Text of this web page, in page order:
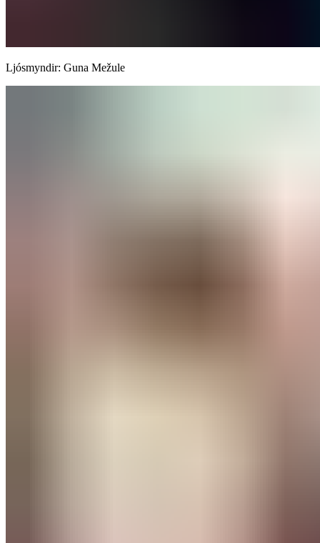
Ljósmyndir: Guna Mežule​​​​‌ ‍ ​‍​‍‌‍ ‌ ​‍‌‍‍‌‌‍‌ ‌‍‍‌‌‍ ‍​‍​‍​ ‍‍​‍​‍‌ ​ ‌‍​‌‌‍ ‍‌‍‍‌‌ ‌​‌ ‍‌​‍ ‍‌‍‍‌‌‍ ​‍​‍​‍ ​​‍​‍‌‍‍​‌ ​‍‌‍‌‌‌‍‌‍​‍​‍​ ‍‍​‍​‍‌‍‍​‌ ‌​‌ ‌​‌ ​​‌ ​ ​‍ ​‍ ‌‍‌‍‌‍ ‌ ​‍‌ ​ ‌‍‌‌‌ ‌​‌‍‍‌​‍ ‌‌‍‍‌‌ ​ ‌‍ ​‌‍​‌‌‍ ‍‌‍‌​‌ ​ ​‍ ‍‌ ‌‍‌‍‌‌‌ ​‍‌‍​ ‌‍‌‌‌‍ ​​‍ ‍‌‍​‌‌ ​​‌ ​​​‍ ‌ ​ ‌ ‌​‌ ‌‌‌‍‌​‌‍‍‌‌‍ ​‍ ‌‍‍‌‌‍ ‍‌ ‌​‌‍‌‌‌‍ ‍‌ ‌​​‍ ‌‍‌‌‌‍‌​‌‍‍‌‌ ‌​​‍ ‌‍ ‌‌‍ ‌‍‌​‌‍‌‌​ ‌‌ ​​‌ ​‍‌‍‌‌‌ ​ ‌‍‌‌‌‍ ‍‌ ‌​‌‍​‌‌ ‌​‌‍‍‌‌‍ ‌‍ ‍​ ‍ ‌‍‍‌‌‍‌​​ ‌‌ ‌​‌​ ​‌ ​‌‌​ ‌‌​ ​ ‌ ‌‍ ‌‍‍‌‌‍ ​‌‌‍‌‌ ‍‌‌ ‍‍‌‍‌​‌ ‍‌‌‌​ ‌ ‌ ​ ‌‌‌‍‍‌‌‌‍‌‌‍‍‌‌‍​‌‌‍ ‍​ ‍ ‌ ‌​‌ ‍‌‌ ​​‌‍‌‌​ ‌‌‍ ‍‌‍‌‌‌ ‌ ‌ ​ ​ ‍ ‌ ​​‌‍​‌‌ ‌​‌‍‍​​ ‌‌ ​​‌‍​‌‌‍‌ ‌‍‌‌‌​​‍‌ ‌‌‌‍‍‌‌‍ ​‌‍‌​‌‍‌‌‌ ​‍​‍‌‌​ ‌‌‌​​‍‌‌ ‌‍‍ ‌‍‌‌‌ ‍‌​‍‌‌​ ​ ‌​‌​​‍‌‌​ ​ ‌​‌​​‍‌‌​ ​‍​ ​‍‌‍‌‌​ ​‌​ ​​​ ‌‌​ ​‍​ ‌​​ ‌‍‌‍‌​​‍ ‌‌‍​‍​ ‌‍​ ‌‌‌‍​‌​‍ ‌​ ‌​​ ​‍‌‍​‌​ ‌‌​‍ ‌​ ‍‌​ ​‌‌‍‌​​ ‌​​‍ ‌‌‍‌‍‌‍​‌​ ​‌​ ​​​ ‌‍‌‍​‍​ ​​​ ‌ ‌‍​ ​ ​ ​ ‍​​ ‍‌​‍‌‌​ ​‍​ ​‍​‍‌‌​ ‌‌‌​‌​​‍ ‍‌‍‍‌‌‍ ‌‌‍​‌‌‍‌ ‌‍‌‌‌ ​ ​‍‌‌​ ‌‌‌​​‍‌‌ ‌‍‍ ‌‍‌‌‌ ‍‌​‍‌‌​ ​ ‌​‌​​‍‌‌​ ​ ‌​‌​​‍‌‌​ ​‍​ ​‍‌‍‌‍​ ​ ​ ‌​‌‍‌‌‌‍‌​​ ‍‌​ ​‍​ ​‌​‍ ‌​ ​ ‌‍‌‍​ ​‍​ ‌ ​‍ ‌​ ‌​​ ​‍‌‍‌‍​ ​‍​‍ ‌​ ‍‌​ ‍‌​ ‌‌​ ‌​​‍ ‌‌‍​‍​ ‌​​ ‌ ​ ‌ ‌‍​ ​ ​‍‌‍‌​‌‍‌‍​ ‍‌​ ‌‍‌‍‌‌‌‍​‌​‍‌‌​ ​‍​ ​‍​‍‌‌​ ‌‌‌​‌​​‍ ‍‌‍​ ‌‍​‌‌ ​​‌ ‌​‌‍‍‌‌‍ ‌‍ ‍​ ‌‍​‍‌‍​‌‌ ​ ‌‍‌‌‌‌‌‌‌ ​‍‌‍ ​​ ‌‌‍‍​‌ ‌​‌ ‌​‌ ​​‌ ​ ​‍‌‌​ ​‍‌​‌‍​‍‌‌​ ​‍‌​‌‍‌‍‌‍‌‍ ‌ ​‍‌ ​ ‌‍‌‌‌ ‌​‌‍‍‌​‍ ‌‌‍‍‌‌ ​ ‌‍ ​‌‍​‌‌‍ ‍‌‍‌​‌ ​ ​‍ ‍‌ ‌‍‌‍‌‌‌ ​‍‌‍​ ‌‍‌‌‌‍ ​​‍ ‍‌‍​‌‌ ​​‌ ​​​‍‌‌​ ​‍‌​‌‍‌ ​ ‌ ‌​‌ ‌‌‌‍‌​‌‍‍‌‌‍ ​‍‌‍‌‍‍‌‌‍‌​​ ‌‌ ‌​‌​ ​‌ ​‌‌​ ‌‌​ ​ ‌ ‌‍ ‌‍‍‌‌‍ ​‌‌‍‌‌ ‍‌‌ ‍‍‌‍‌​‌ ‍‌‌‌​ ‌ ‌ ​ ‌‌‌‍‍‌‌‌‍‌‌‍‍‌‌‍​‌‌‍ ‍​‍‌‍‌ ‌​‌ ‍‌‌ ​​‌‍‌‌​ ‌‌‍ ‍‌‍‌‌‌ ‌ ‌ ​ ​‍‌‍‌ ​​‌‍​‌‌ ‌​‌‍‍​​ ‌‌ ​​‌‍​‌‌‍‌ ‌‍‌‌‌​​‍‌ ‌‌‌‍‍‌‌‍ ​‌‍‌​‌‍‌‌‌ ​‍​‍‌‌​ ‌‌‌​​‍‌‌ ‌‍‍ ‌‍‌‌‌ ‍‌​‍‌‌​ ​ ‌​‌​​‍‌‌​ ​ ‌​‌​​‍‌‌​ ​‍​ ​‍‌‍‌‌​ ​‌​ ​​​ ‌‌​ ​‍​ ‌​​ ‌‍‌‍‌​​‍ ‌‌‍​‍​ ‌‍​ ‌‌‌‍​‌​‍ ‌​ ‌​​ ​‍‌‍​‌​ ‌‌​‍ ‌​ ‍‌​ ​‌‌‍‌​​ ‌​​‍ ‌‌‍‌‍‌‍​‌​ ​‌​ ​​​ ‌‍‌‍​‍​ ​​​ ‌ ‌‍​ ​ ​ ​ ‍​​ ‍‌​‍‌‌​ ​‍​ ​‍​‍‌‌​ ‌‌‌​‌​​‍ ‍‌‍‍‌‌‍ ‌‌‍​‌‌‍‌ ‌‍‌‌‌ ​ ​‍‌‌​ ‌‌‌​​‍‌‌ ‌‍‍ ‌‍‌‌‌ ‍‌​‍‌‌​ ​ ‌​‌​​‍‌‌​ ​ ‌​‌​​‍‌‌​ ​‍​ ​‍‌‍‌‍​ ​ ​ ‌​‌‍‌‌‌‍‌​​ ‍‌​ ​‍​ ​‌​‍ ‌​ ​ ‌‍‌‍​ ​‍​ ‌ ​‍ ‌​ ‌​​ ​‍‌‍‌‍​ ​‍​‍ ‌​ ‍‌​ ‍‌​ ‌‌​ ‌​​‍ ‌‌‍​‍​ ‌​​ ‌ ​ ‌ ‌‍​ ​ ​‍‌‍‌​‌‍‌‍​ ‍‌​ ‌‍‌‍‌‌‌‍​‌​‍‌‌​ ​‍​ ​‍​‍‌‌​ ‌‌‌​‌​​‍ ‍‌‍​ ‌‍​‌‌ ​​‌ ‌​‌‍‍‌‌‍ ‌‍ ‍​‍‌‍‌ ​​‌‍‌‌‌ ​‍‌ ​ ‌ ​​‌‍‌‌‌‍​ ‌ ‌​‌‍‍‌‌ ‌‍‌‍‌‌​ ‌‌ ​​‌ ‌‌‌‍​‍‌‍ ​‌‍‍‌‌ ​ ‌‍‍​‌‍‌‌‌‍‌​​‍​‍‌ ‌